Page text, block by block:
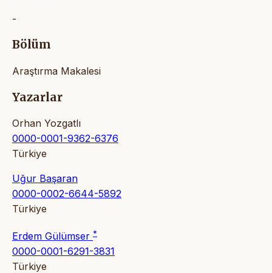
-
Bölüm
Araştırma Makalesi
Yazarlar
Orhan Yozgatlı
0000-0001-9362-6376
Türkiye
Uğur Başaran
0000-0002-6644-5892
Türkiye
Erdem Gülümser *
0000-0001-6291-3831
Türkiye